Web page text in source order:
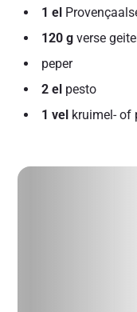
1 el
120 g verse
peper
2 el pesto
1 vel kruimel- of